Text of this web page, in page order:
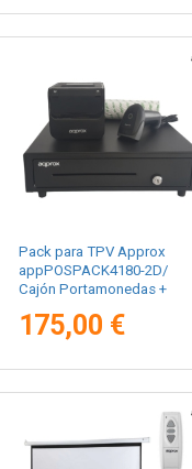
Pack para TPV Approx
appPOSPACK4180-2D/
Cajón Portamonedas +
Tickets + Lector de
+ Rollos Térmicos
175,00 €